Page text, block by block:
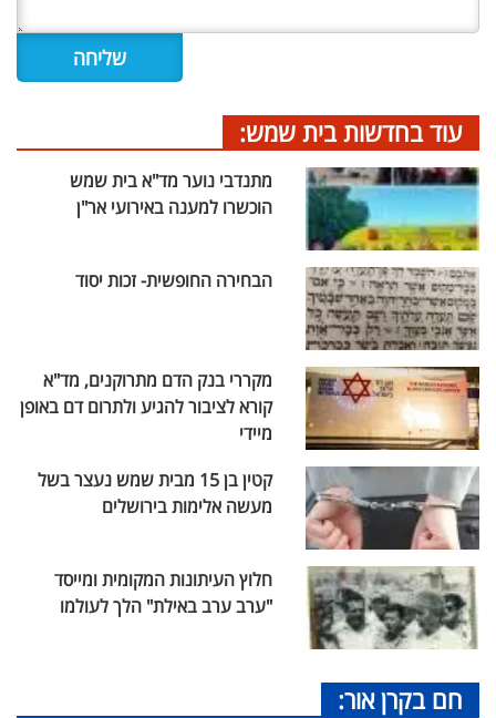
עוד בחדשות בית שמש:
מתנדבי נוער מד"א בית שמש
הוכשרו למענה באירועי אר"ן
הבחירה החופשית- זכות יסוד
מקררי בנק הדם מתרוקנים, מד"א
קורא לציבור להגיע ולתרום דם באופן
מיידי
קטין בן 15 מבית שמש נעצר בשל
מעשה אלימות בירושלים
חלוץ העיתונות המקומית ומייסד
"ערב ערב באילת" הלך לעולמו
חם בקרן אור: